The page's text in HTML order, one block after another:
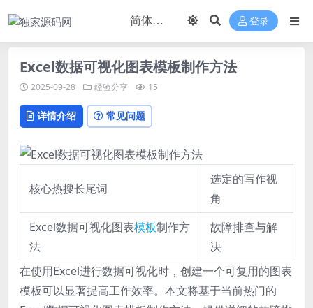
登录
Excel数据可视化图表模板制作方法
2025-09-28 经验分享 15
详情介绍 常见问题
核心热搜长尾词
选定的写作视
角
Excel数据可视化图表模板制作方
法
故障排查与解
决
在使用Excel进行数据可视化时，创建一个可复用的图表
模板可以显著提高工作效率。本文将基于当前热门的